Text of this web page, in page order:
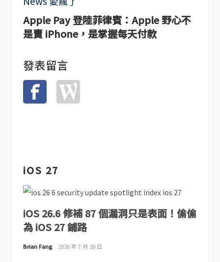
Apple Pay 登陸菲律賓：Apple 野心不
是賣 iPhone，是掌握每天付款
發表留言
iOS 27
iOS 26.6 修補 87 個漏洞只是表面！偷偷
為 iOS 27 鋪路
Brian Fang 2026 年 7 月 28 日